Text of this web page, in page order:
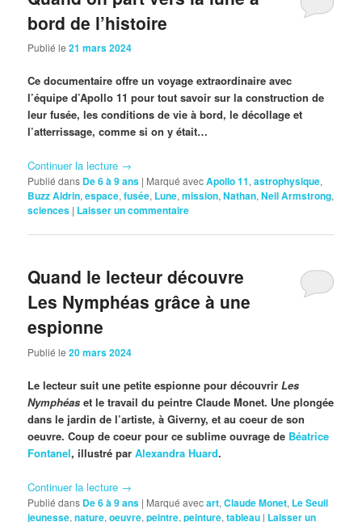
bord de l’histoire
Publié le21 mars 2024
Ce documentaire offre un voyage extraordinaire avec
l’équipe d’Apollo 11 pour tout savoir sur la construction de
leur fusée, les conditions de vie à bord, le décollage et
l’atterrissage, comme si on y était…
Continuer la lecture →
Publié dans De 6 à 9 ans | Marqué avecApollo 11,astrophysique,
Buzz Aldrin,espace,fusée, Lune,mission,Nathan,Neil Armstrong,
sciences | Laisser un commentaire
Quand le lecteur découvre
Les Nymphéas grâce à une
espionne
Publié le20 mars 2024
Le lecteur suit une petite espionne pour découvrirLes
Nymphéas et le travail du peintre Claude Monet. Une plongée
dans le jardin de l’artiste, à Giverny, et au coeur de son
oeuvre. Coup de coeur pour ce sublime ouvrage de Béatrice
Fontanel, illustré parAlexandra Huard.
Continuer la lecture →
Publié dans De 6 à 9 ans | Marqué avecart,Claude Monet, Le Seuil
jeunesse,nature,oeuvre,peintre,peinture,tableau | Laisser un